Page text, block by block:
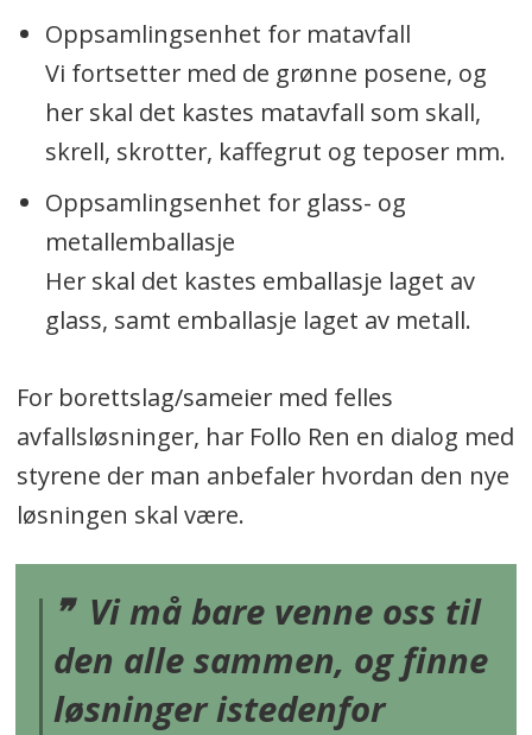
Oppsamlingsenhet for matavfall
Vi fortsetter med de grønne posene, og
her skal det kastes matavfall som skall,
skrell, skrotter, kaffegrut og teposer mm.
Oppsamlingsenhet for glass- og
metallemballasje
Her skal det kastes emballasje laget av
glass, samt emballasje laget av metall.
For borettslag/sameier med felles
avfallsløsninger, har Follo Ren en dialog med
styrene der man anbefaler hvordan den nye
løsningen skal være.
Vi må bare venne oss til
den alle sammen, og finne
løsninger istedenfor